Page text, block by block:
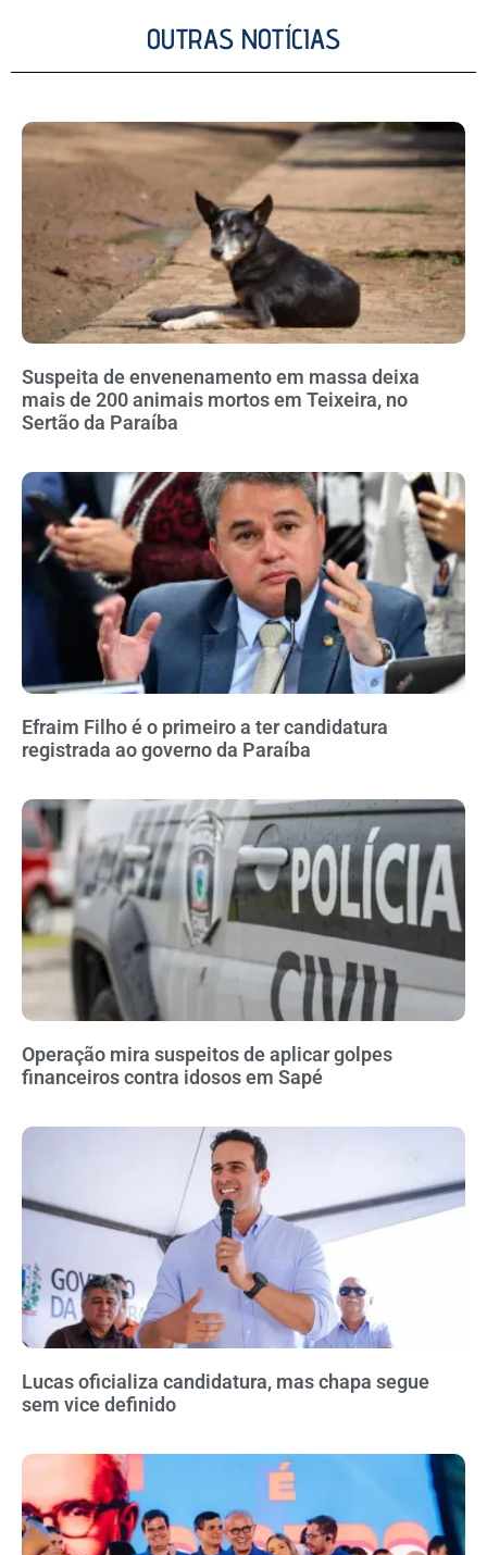
OUTRAS NOTÍCIAS
Suspeita de envenenamento em massa deixa
mais de 200 animais mortos em Teixeira, no
Sertão da Paraíba
Efraim Filho é o primeiro a ter candidatura
registrada ao governo da Paraíba
Operação mira suspeitos de aplicar golpes
financeiros contra idosos em Sapé
Lucas oficializa candidatura, mas chapa segue
sem vice definido